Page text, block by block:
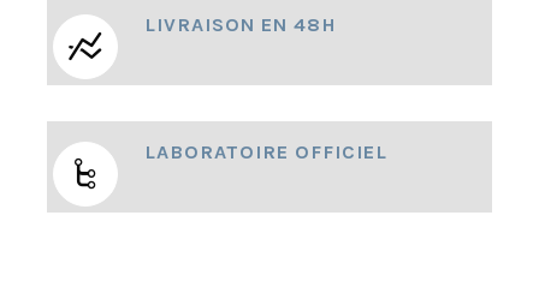
LIVRAISON EN 48H
LABORATOIRE OFFICIEL